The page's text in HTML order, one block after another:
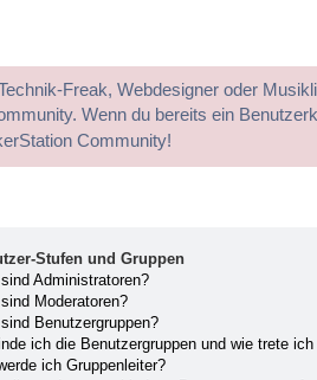
Freak, Webdesigner oder
Wenn du bereits ein
Community!
Stufen und Gruppen
Administratoren?
Moderatoren?
Benutzergruppen?
ich die Benutzergruppen und wie trete
ich Gruppenleiter?